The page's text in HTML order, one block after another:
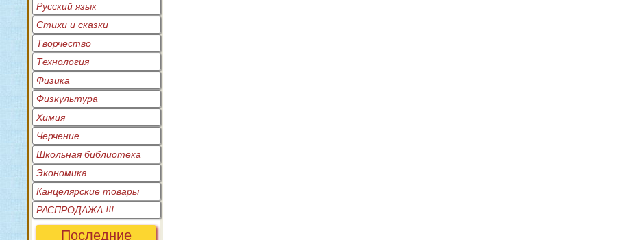
Русский язык
Стихи и сказки
Творчество
Технология
Физика
Физкультура
Химия
Черчение
Школьная библиотека
Экономика
Канцелярские товары
РАСПРОДАЖА !!!
Последние